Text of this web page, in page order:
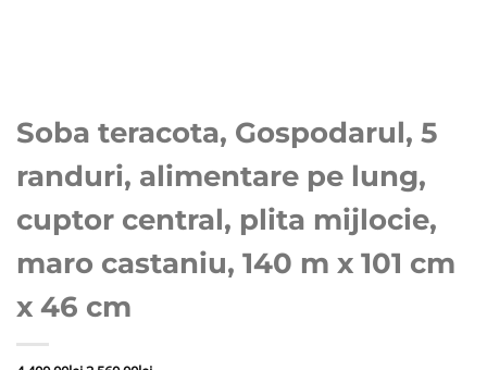
Soba teracota, Gospodarul, 5
randuri, alimentare pe lung,
cuptor central, plita mijlocie,
maro castaniu, 140 m x 101 cm
x 46 cm